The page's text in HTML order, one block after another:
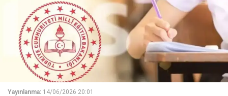
Yayınlanma: 14/06/2026 20:01